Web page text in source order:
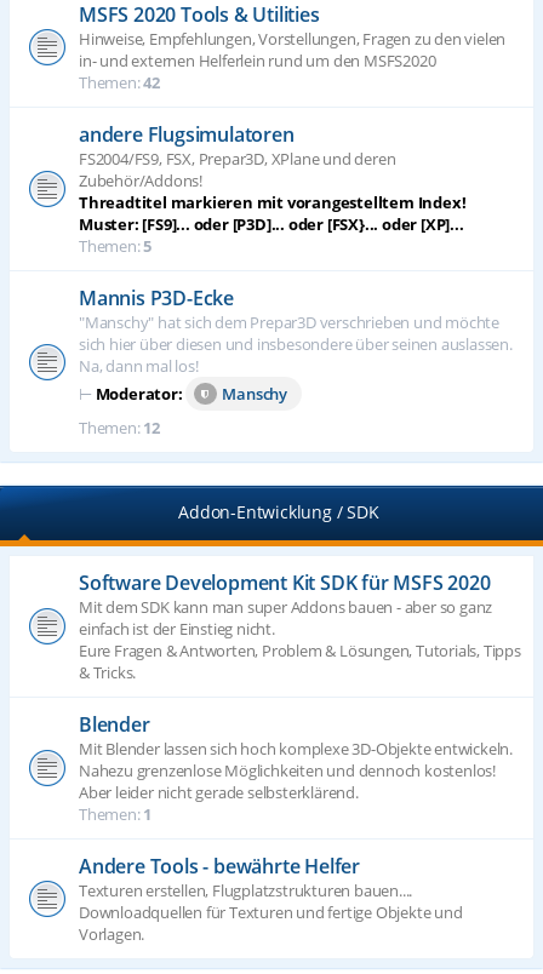
MSFS 2020 Tools & Utilities
Hinweise, Empfehlungen, Vorstellungen, Fragen zu den vielen
in- und externen Helferlein rund um den MSFS2020
Themen:42
andere Flugsimulatoren
FS2004/FS9, FSX, Prepar3D, XPlane und deren
Zubehör/Addons!
Threadtitel markieren mit vorangestelltem Index!
Muster: [FS9]... oder [P3D]... oder [FSX}... oder [XP]...
Themen:5
Mannis P3D-Ecke
"Manschy" hat sich dem Prepar3D verschrieben und möchte
sich hier über diesen und insbesondere über seinen auslassen.
Na, dann mal los!
⊢ Moderator:
Manschy
Themen:12
Addon-Entwicklung / SDK
Software Development Kit SDK für MSFS 2020
Mit dem SDK kann man super Addons bauen - aber so ganz
einfach ist der Einstieg nicht.
Eure Fragen & Antworten, Problem & Lösungen, Tutorials, Tipps
& Tricks.
Blender
Mit Blender lassen sich hoch komplexe 3D-Objekte entwickeln.
Nahezu grenzenlose Möglichkeiten und dennoch kostenlos!
Aber leider nicht gerade selbsterklärend.
Themen:1
Andere Tools - bewährte Helfer
Texturen erstellen, Flugplatzstrukturen bauen....
Downloadquellen für Texturen und fertige Objekte und
Vorlagen.